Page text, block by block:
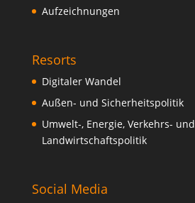
Aufzeichnungen
Resorts
Digitaler Wandel
Außen- und Sicherheitspolitik
Umwelt-, Energie, Verkehrs- und
Landwirtschaftspolitik
Social Media